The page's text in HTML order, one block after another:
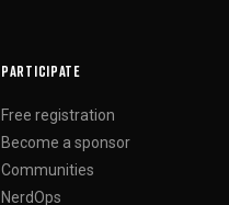
PARTICIPATE
Free registration
Become a sponsor
Communities
NerdOps